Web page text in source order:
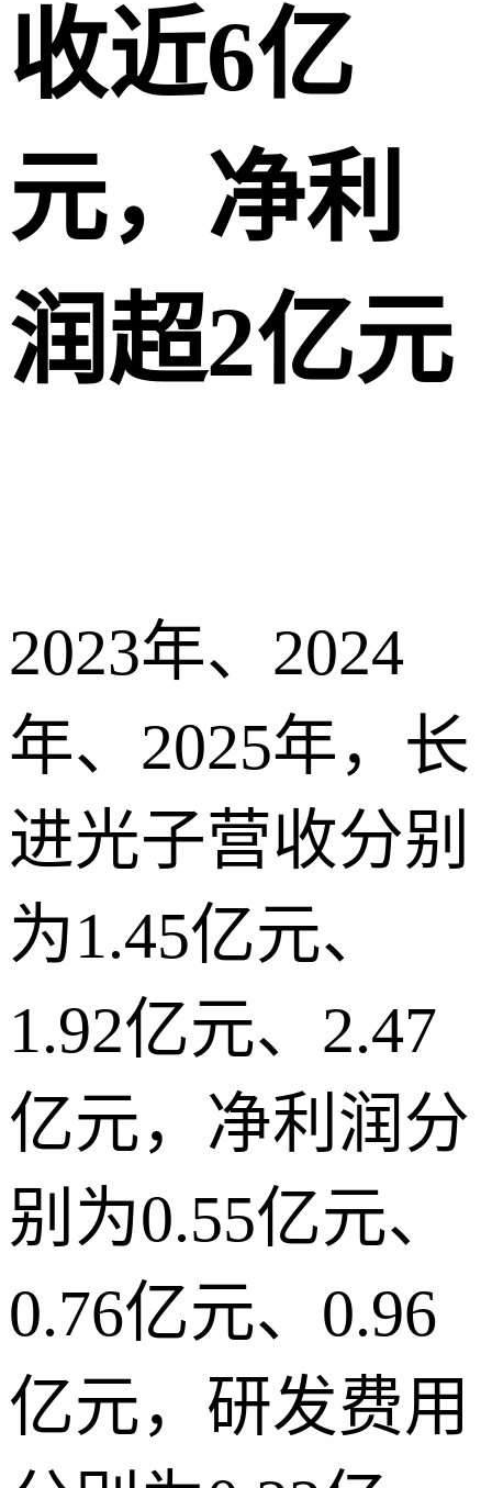
收近6亿
元， 净利
润超2亿元
2023年、2024
年、2025年，长
进光子营收分别
为1.45亿元、
1.92亿元、2.47
亿元，净利润分
别为0.55亿元、
0.76亿元、0.96
亿元，研发费用